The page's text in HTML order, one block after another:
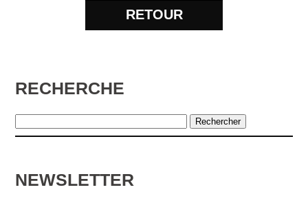
RETOUR
RECHERCHE
NEWSLETTER